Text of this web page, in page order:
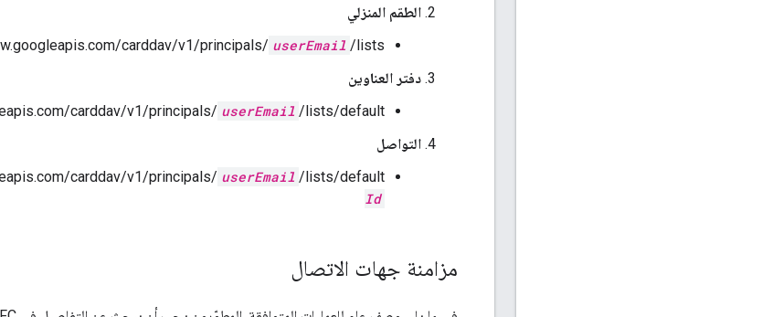
الطقم المنزلي
carddav/v1/principals/ userEmail /lists
دفتر العناوين
carddav/v1/principals/ userEmail /lists/default
التواصل
carddav/v1/principals/ userEmail /lists/default/
Id
مزامنة جهات الاتصال